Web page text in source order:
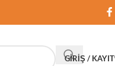
GIRIŞ / KAYIT